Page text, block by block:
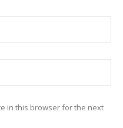
in this browser for the next